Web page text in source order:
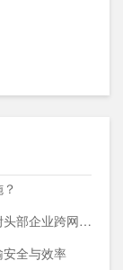
新能源行业内外网文件摆渡系统选型测评，附头部企业跨网部署案例
全与效率